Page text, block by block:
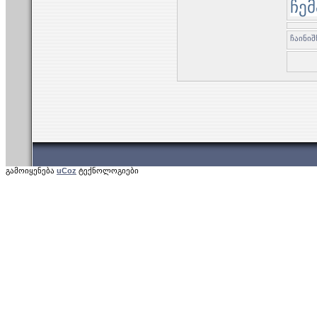
გამოიყენება uCoz ტექნოლოგიები